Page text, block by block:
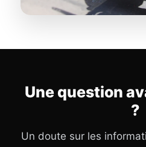
Une question
?
Un doute sur les